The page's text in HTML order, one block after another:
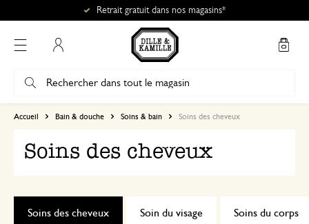
Retrait gratuit dans nos magasins*
Accueil Bain & douche Soins & bain Soins des cheveux
Soins des cheveux
Soin du visage Soins du corps
Soins des cheveux